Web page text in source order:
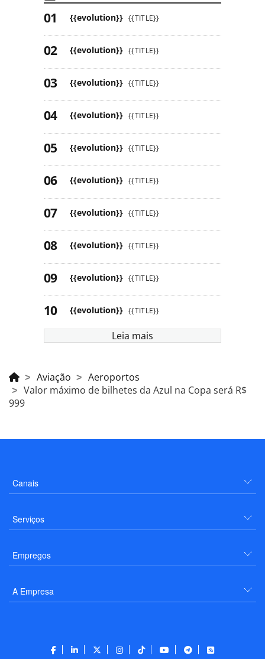
{{evolution}} {{TITLE}}
{{evolution}} {{TITLE}}
{{evolution}} {{TITLE}}
{{evolution}} {{TITLE}}
{{evolution}} {{TITLE}}
{{evolution}} {{TITLE}}
{{evolution}} {{TITLE}}
{{evolution}} {{TITLE}}
{{evolution}} {{TITLE}}
{{evolution}} {{TITLE}}
Leia mais
Aviação
Aeroportos
Valor máximo de bilhetes da Azul na Copa será R$
999
Canais
Serviços
Empregos
A Empresa